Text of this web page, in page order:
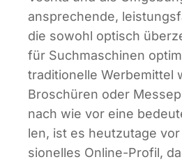
anspre­chen­de,
die sowohl optisch
für Such­ma­schi­nen
tra­di­tio­nel­le Wer­be­mit­tel
Bro­schü­ren oder
nach wie vor eine
len, ist es heut­zu­ta­ge
sio­nel­les Online-Pro­fil,